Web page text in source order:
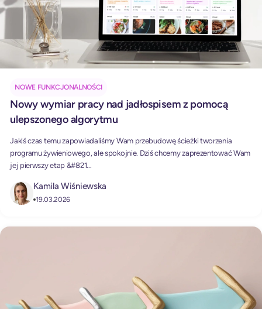
NOWE FUNKCJONALNOŚCI
Nowy wymiar pracy nad jadłospisem z pomocą
ulepszonego algorytmu
Jakiś czas temu zapowiadaliśmy Wam przebudowę ścieżki tworzenia
programu żywieniowego, ale spokojnie. Dziś chcemy zaprezentować Wam
jej pierwszy etap &#821...
Kamila Wiśniewska
19.03.2026